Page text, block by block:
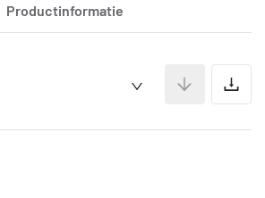
Productinformatie